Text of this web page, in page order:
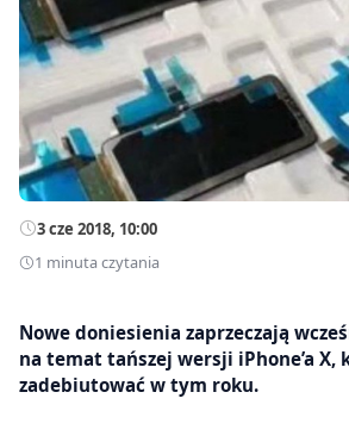
3 cze 2018, 10:00
1 minuta czytania
Nowe doniesienia zaprzeczają
na temat tańszej wersji iPhone’a X,
zadebiutować w tym roku.